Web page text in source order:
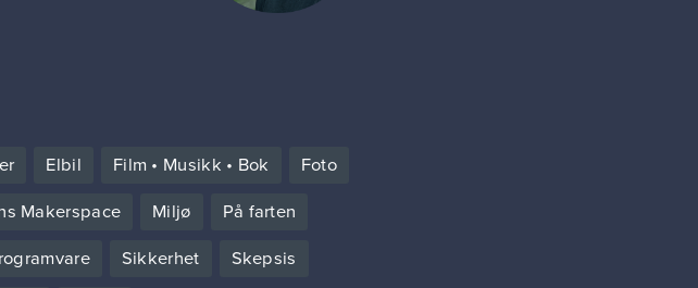
Elbil Film • Musikk • Bok Foto
Makerspace Miljø På farten
Sikkerhet Skepsis